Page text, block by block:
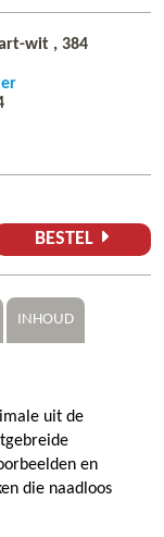
wit , 384
BESTEL
INHOUD
uit de
en
die naadloos